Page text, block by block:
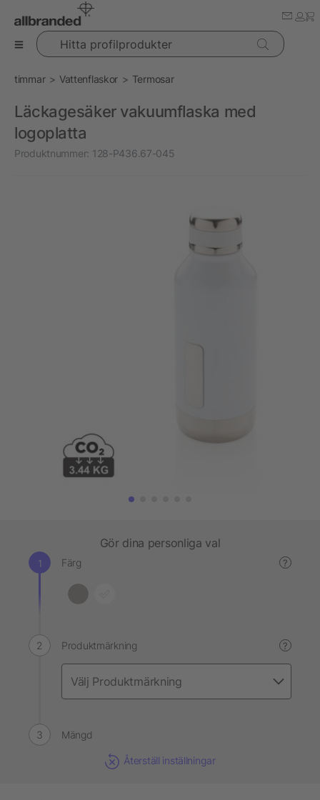
Hitta profilprodukter
timmar Vattenflaskor Termosar
Läckagesäker vakuumflaska med
logoplatta
Produktnummer: 128-P436.67-045
Gör dina personliga val
Färg ?
Produktmärkning ?
Mängd
Återställ inställningar